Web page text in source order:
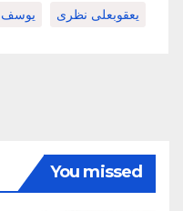
یعقوبعلی نظری یوسف
You missed